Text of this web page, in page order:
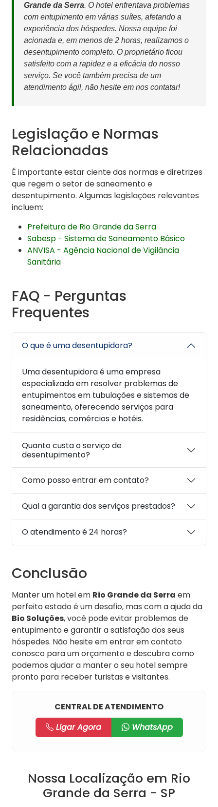
Grande da Serra. O hotel enfrentava problemas
com entupimento em várias suítes, afetando a
experiência dos hóspedes. Nossa equipe foi
acionada e, em menos de 2 horas, realizamos o
desentupimento completo. O proprietário ficou
satisfeito com a rapidez e a eficácia do nosso
serviço. Se você também precisa de um
atendimento ágil, não hesite em nos contatar!
Legislação e Normas
Relacionadas
É importante estar ciente das normas e diretrizes
que regem o setor de saneamento e
desentupimento. Algumas legislações relevantes
incluem:
Prefeitura de Rio Grande da Serra
Sabesp - Sistema de Saneamento Básico
ANVISA - Agência Nacional de Vigilância
Sanitária
FAQ - Perguntas
Frequentes
O que é uma desentupidora?
Uma desentupidora é uma empresa
especializada em resolver problemas de
entupimentos em tubulações e sistemas de
saneamento, oferecendo serviços para
residências, comércios e hotéis.
Quanto custa o serviço de
desentupimento?
Como posso entrar em contato?
Qual a garantia dos serviços prestados?
O atendimento é 24 horas?
Conclusão
Manter um hotel em Rio Grande da Serra em
perfeito estado é um desafio, mas com a ajuda da
Bio Soluções, você pode evitar problemas de
entupimento e garantir a satisfação dos seus
hóspedes. Não hesite em entrar em contato
conosco para um orçamento e descubra como
podemos ajudar a manter o seu hotel sempre
pronto para receber turistas e visitantes.
CENTRAL DE ATENDIMENTO
Ligar Agora
WhatsApp
Nossa Localização em Rio
Grande da Serra - SP